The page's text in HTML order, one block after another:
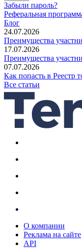
Забыли пароль?
Реферальная
Блог
24.07.2026
Преимущества
17.07.2026
Преимущества
07.07.2026
Как попасть в Реестр
Все статьи
О компании
Реклама на сайте
API